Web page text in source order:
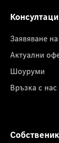
Заявяване
Актуални
Шоуруми
Връзка с нас
Собственик